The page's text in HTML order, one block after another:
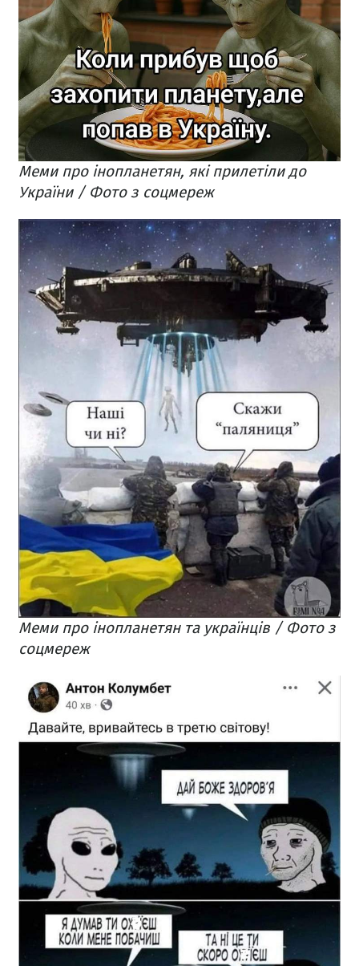
Меми про інопланетян, які прилетіли до
України / Фото з соцмереж
Меми про інопланетян та українців / Фото з
соцмереж